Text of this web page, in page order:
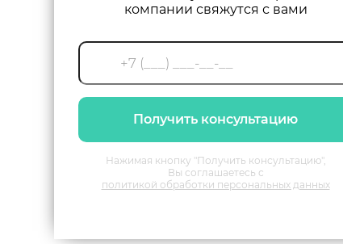
компании свяжутся с вами
Получить консультацию
Нажимая кнопку "Получить консультацию",
Вы соглашаетесь с
политикой обработки персональных данных